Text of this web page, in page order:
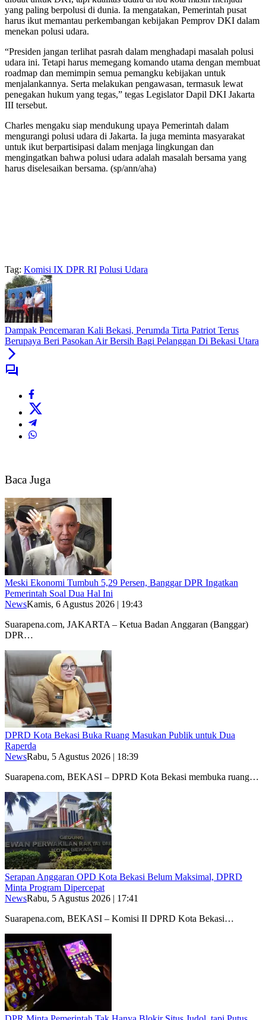
yang paling berpolusi di dunia. Ia mengatakan, Pemerintah pusat
harus ikut memantau perkembangan kebijakan Pemprov DKI dalam
menekan polusi udara.
“Presiden jangan terlihat pasrah dalam menghadapi masalah polusi
udara ini. Tetapi harus memegang komando utama dengan membuat
roadmap dan memimpin semua pemangku kebijakan untuk
menjalankannya. Serta melakukan pengawasan, termasuk lewat
penegakan hukum yang tegas,” tegas Legislator Dapil DKI Jakarta
III tersebut.
Charles mengaku siap mendukung upaya Pemerintah dalam
mengurangi polusi udara di Jakarta. Ia juga meminta masyarakat
untuk ikut berpartisipasi dalam menjaga lingkungan dan
mengingatkan bahwa polusi udara adalah masalah bersama yang
harus diselesaikan bersama. (sp/ann/aha)
Tag: Komisi IX DPR RI Polusi Udara
Dampak Pencemaran Kali Bekasi, Perumda Tirta Patriot Terus
Berupaya Beri Pasokan Air Bersih Bagi Pelanggan Di Bekasi Utara
Baca Juga
Meski Ekonomi Tumbuh 5,29 Persen, Banggar DPR Ingatkan
Pemerintah Soal Dua Hal Ini
NewsKamis, 6 Agustus 2026 | 19:43
Suarapena.com, JAKARTA – Ketua Badan Anggaran (Banggar)
DPR…
DPRD Kota Bekasi Buka Ruang Masukan Publik untuk Dua
Raperda
NewsRabu, 5 Agustus 2026 | 18:39
Suarapena.com, BEKASI – DPRD Kota Bekasi membuka ruang…
Serapan Anggaran OPD Kota Bekasi Belum Maksimal, DPRD
Minta Program Dipercepat
NewsRabu, 5 Agustus 2026 | 17:41
Suarapena.com, BEKASI – Komisi II DPRD Kota Bekasi…